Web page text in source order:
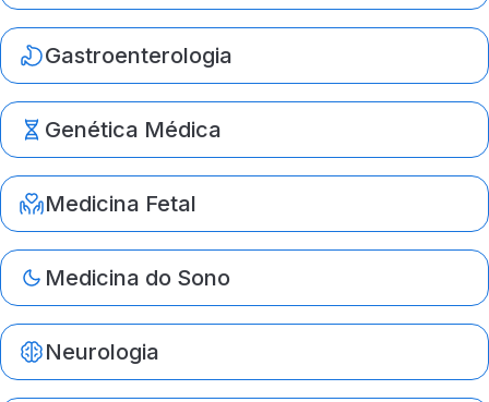
Gastroenterologia
Genética Médica
Medicina Fetal
Medicina do Sono
Neurologia